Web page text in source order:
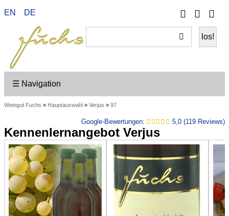
Telefon
Ihr
EN DE
☰ Navigation
Weingut Fuchs » Hauptauswahl » Verjus » 97
Google-Bewertungen: 5,0 (119 Reviews)
Kennenlern­angebot Verjus